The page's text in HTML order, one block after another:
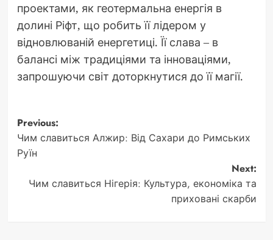
проектами, як геотермальна енергія в
долині Ріфт, що робить її лідером у
відновлюваній енергетиці. Її слава – в
балансі між традиціями та інноваціями,
запрошуючи світ доторкнутися до її магії.
Post
navigation
Previous:
Чим славиться Алжир: Від Сахари до Римських
Руїн
Next:
Чим славиться Нігерія: Культура, економіка та
приховані скарби